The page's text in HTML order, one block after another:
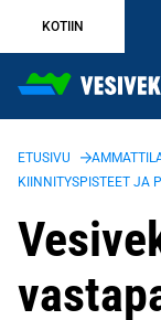
sisältöön
KOTIIN
ETUSIVU
KIINNITYSPISTEET JA